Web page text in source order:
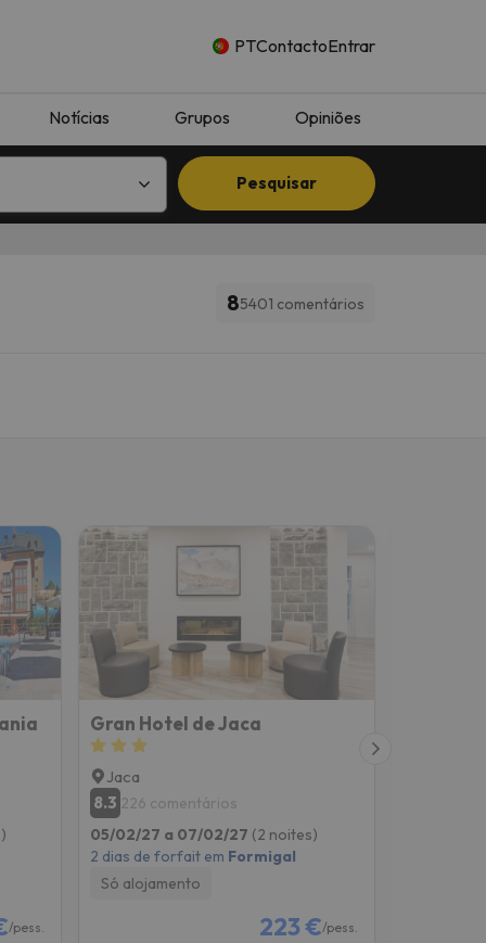
PTContactoEntrar
Notícias Grupos Opiniões
Pesquisar
85401 comentários
/pess.
Gran Hotel de Jaca
Jaca
8.3 226 comentários
05/02/27 a 07/02/27 (2 noites)
2 dias de forfait em Formigal
Só alojamento
223 €/pess.